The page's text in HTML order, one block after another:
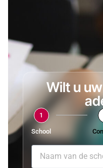
Wilt u
1
School